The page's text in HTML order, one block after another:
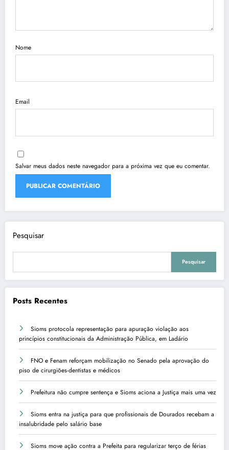
Nome
Email
Salvar meus dados neste navegador para a próxima vez que eu comentar.
Pesquisar
Pesquisar
Posts Recentes
Sioms protocola representação para apuração violação aos
princípios constitucionais da Administração Pública, em Ladário
FNO e Fenam reforçam mobilização no Senado pela aprovação do
piso de cirurgiões-dentistas e médicos
Prefeitura não cumpre sentença e Sioms aciona a Justiça mais uma vez
Sioms entra na justiça para que profissionais de Dourados recebam a
insalubridade pelo salário base
Sioms move ação contra a Prefeita para regularizar terço de férias